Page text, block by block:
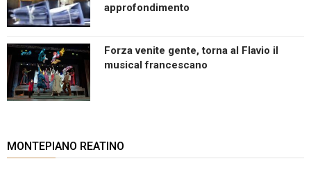
approfondimento
Forza venite gente, torna al Flavio il
musical francescano
MONTEPIANO REATINO